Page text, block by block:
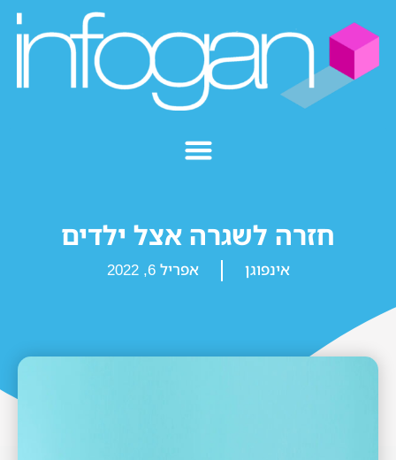
חזרה לשגרה אצל ילדים
אינפוגן אפריל 6, 2022